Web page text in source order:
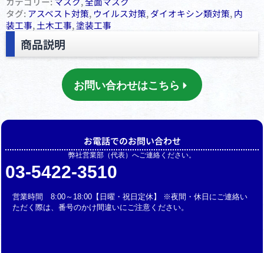
タグ:アスベスト対策, ウイルス対策,ダイオキシン類対策,内
装工事,土木工事,塗装工事
商品説明
お問い合わせはこちら
お電話でのお問い合わせ
弊社営業部（代表）へご連絡ください。
03-5422-3510
営業時間 8:00～18:00【日曜・祝日定休】 ※夜間・休日にご連絡い
ただく際は、番号のかけ間違いにご注意ください。